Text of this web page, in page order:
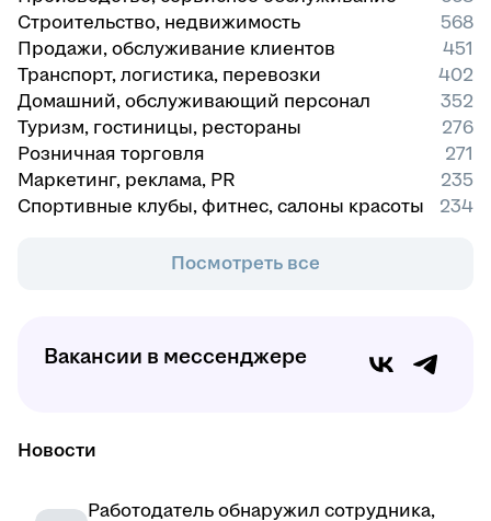
Строительство, недвижимость
568
Продажи, обслуживание клиентов
451
Транспорт, логистика, перевозки
402
Домашний, обслуживающий персонал
352
Туризм, гостиницы, рестораны
276
Розничная торговля
271
Маркетинг, реклама, PR
235
Спортивные клубы, фитнес, салоны красоты
234
Посмотреть все
Вакансии в мессенджере
Новости
Работодатель обнаружил сотрудника,